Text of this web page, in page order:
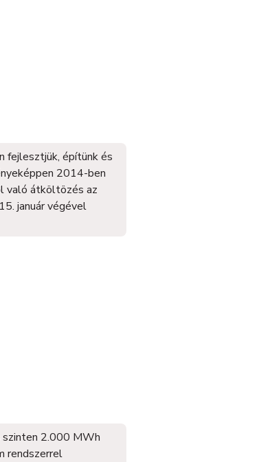
fejlesztjük, építünk és
2014-ben
való átköltözés az
január végével
2.000 MWh
rendszerrel